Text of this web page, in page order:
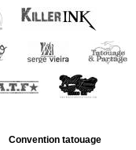
Convention tatouage